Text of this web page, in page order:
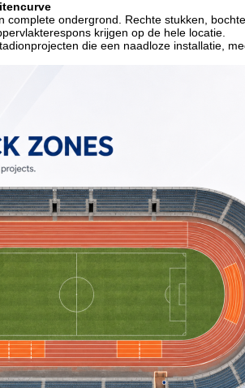
ondergrond. Rechte stukken,
krijgen op de hele locatie.
die een naadloze installatie,